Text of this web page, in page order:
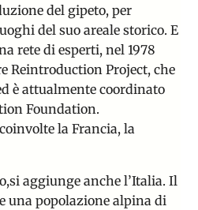
del gipeto, per
del suo areale storico. E
rete di esperti, nel 1978
Reintroduction Project, che
è attualmente coordinato
Foundation.
la Francia, la
aggiunge anche l’Italia. Il
una popolazione alpina di